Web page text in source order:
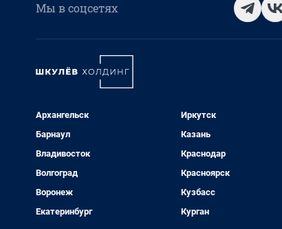
Мы в соцсетях
Архангельск
Барнаул
Владивосток
Волгоград
Воронеж
Екатеринбург
Иркутск
Казань
Краснодар
Красноярск
Кузбасс
Курган